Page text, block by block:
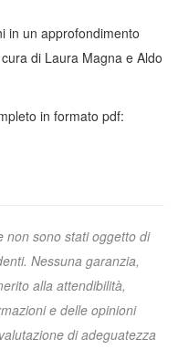
in un approfondimento
di Laura Magna e Aldo
in formato pdf:
non sono stati oggetto di
Nessuna garanzia,
alla attendibilità,
e delle opinioni
di adeguatezza